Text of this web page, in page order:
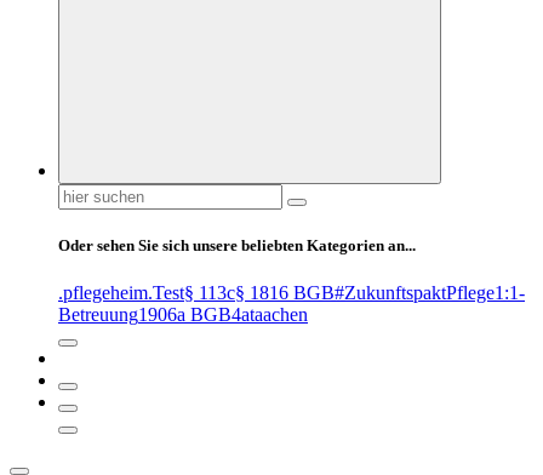
Suchen
nach:
Oder sehen Sie sich unsere beliebten Kategorien an...
.pflegeheim.Test§ 113c§ 1816 BGB#ZukunftspaktPflege1:1-
Betreuung1906a BGB4ataachen